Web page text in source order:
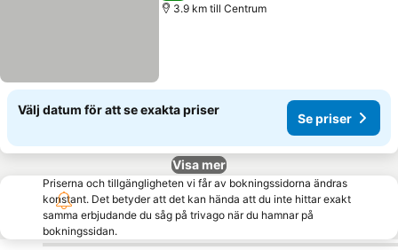
3.9 km till Centrum
Välj datum för att se exakta priser
Se priser
Visa mer
Priserna och tillgängligheten vi får av bokningssidorna ändras
konstant. Det betyder att det kan hända att du inte hittar exakt
samma erbjudande du såg på trivago när du hamnar på
bokningssidan.